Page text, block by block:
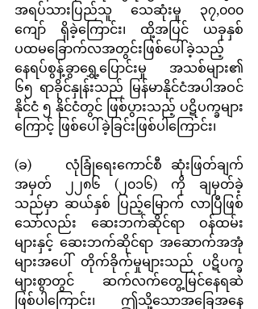
အရပ်သားပြည်သူ သေဆုံးမှု ၃၇,၀၀၀
ကျော် ရှိခဲ့ကြောင်း၊ ထို့အပြင် ယခုနှစ်
ပထမခြောက်လအတွင်းဖြစ်ပေါ်ခဲ့သည့်
နေရပ်စွန့်ခွာရွှေ့ပြောင်းမှု အသစ်များ၏
၆၅ ရာခိုင်နှုန်းသည် မြန်မာနိုင်ငံအပါအဝင်
နိုင်ငံ ၅ နိုင်ငံတွင် ဖြစ်ပွားသည့် ပဋိပက္ခများ
ကြောင့် ဖြစ်ပေါ်ခဲ့ခြင်းဖြစ်ပါကြောင်း၊
(ခ)    လုံခြုံရေးကောင်စီ ဆုံးဖြတ်ချက်
အမှတ် ၂၂၈၆ (၂၀၁၆) ကို ချမှတ်ခဲ့
သည်မှာ ဆယ်နှစ် ပြည့်မြောက် လာပြီဖြစ်
သော်လည်း ဆေးဘက်ဆိုင်ရာ ဝန်ထမ်း
များနှင့် ဆေးဘက်ဆိုင်ရာ အဆောက်အအုံ
များအပေါ် တိုက်ခိုက်မှုများသည် ပဋိပက္ခ
များစွာတွင် ဆက်လက်တွေ့မြင်နေရဆဲ
ဖြစ်ပါကြောင်း၊ ဤသို့သောအခြေအနေ